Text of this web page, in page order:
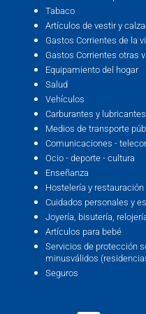
Tabaco
Artículos de vestir y
Gastos Corrientes de la
Gastos Corrientes otras
Equipamiento del hogar
Salud
Vehículos
Carburantes y
Medios de transporte
Comunicaciones -
Ocio - deporte - cultura
Enseñanza
Hostelería y restauración
Cuidados personales y
Joyería, bisutería,
Artículos para bebé
Servicios de protección
minusválidos
Seguros